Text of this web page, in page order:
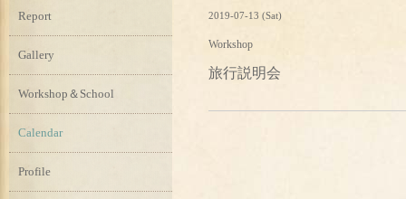
2019-07-13 (Sat)
Workshop
旅行説明会
Report
Gallery
Workshop＆School
Calendar
Profile